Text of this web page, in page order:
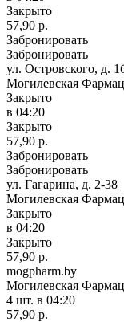
Закрыто
57,90 р.
Забронировать
Забронировать
ул. Островского, д.
Могилевская
Закрыто
в 04:20
Закрыто
57,90 р.
Забронировать
Забронировать
ул. Гагарина, д. 2-38
Могилевская
Закрыто
в 04:20
Закрыто
57,90 р.
mogpharm.by
Могилевская
4 шт. в 04:20
57,90 р.